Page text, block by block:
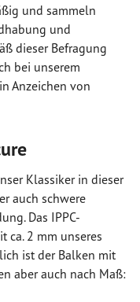
und sammeln
und
dieser Befragung
bei unserem
Anzeichen von
Klassiker in dieser
auch schwere
Das IPPC-
ca. 2 mm unseres
ist der Balken mit
aber auch nach Maß: